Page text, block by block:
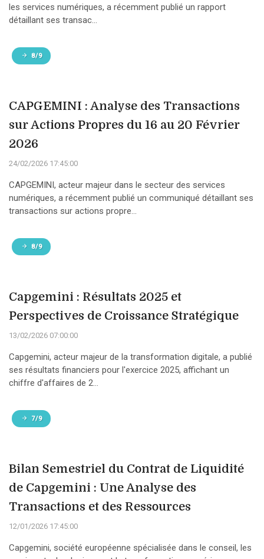
les services numériques, a récemment publié un rapport
détaillant ses transac...
8/9
CAPGEMINI : Analyse des Transactions
sur Actions Propres du 16 au 20 Février
2026
24/02/2026 17:45:00
CAPGEMINI, acteur majeur dans le secteur des services
numériques, a récemment publié un communiqué détaillant ses
transactions sur actions propre...
8/9
Capgemini : Résultats 2025 et
Perspectives de Croissance Stratégique
13/02/2026 07:00:00
Capgemini, acteur majeur de la transformation digitale, a publié
ses résultats financiers pour l'exercice 2025, affichant un
chiffre d'affaires de 2...
7/9
Bilan Semestriel du Contrat de Liquidité
de Capgemini : Une Analyse des
Transactions et des Ressources
12/01/2026 17:45:00
Capgemini, société européenne spécialisée dans le conseil, les